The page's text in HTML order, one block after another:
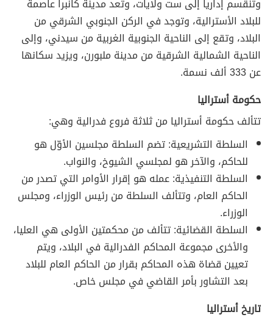
وتنقسم إدارياً إلى ست ولايات، وتعد مدينة كانبرا عاصمة
للبلاد الأسترالية، وتوجد في الركن الجنوبي الشرقي من
البلاد، وتقع إلى الناحية الجنوبية الغربية من سيدني، وإلى
الناحية الشمالية الشرقية من مدينة ملبورن، ويزيد سكانها
عن 333 ألف نسمة.
حكومة أستراليا
تتألف حكومة أستراليا من ثلاثة فروع فدرالية وهي:
السلطة التشريعية: تضم السلطة مجلسين الأوّل هو
للحاكم، والآخر هو لمجلسي الشيوخ، والنواب.
السلطة التنفيذية: عمله هو إقرار الأوامر التي تصدر من
الحاكم العام، وتتألف السلطة من رئيس الوزراء، ومجلس
الوزراء.
السلطة القضائية: تتألف من محكمتين الأولى هي العليا،
والأخرى مجموعة المحاكم الفدرالية في البلاد، ويتم
تعيين قضاة هذه المحاكم بقرار من الحاكم العام للبلاد
بعد التشاور بأمر القاضي في مجلس خاص.
تاريخ أستراليا